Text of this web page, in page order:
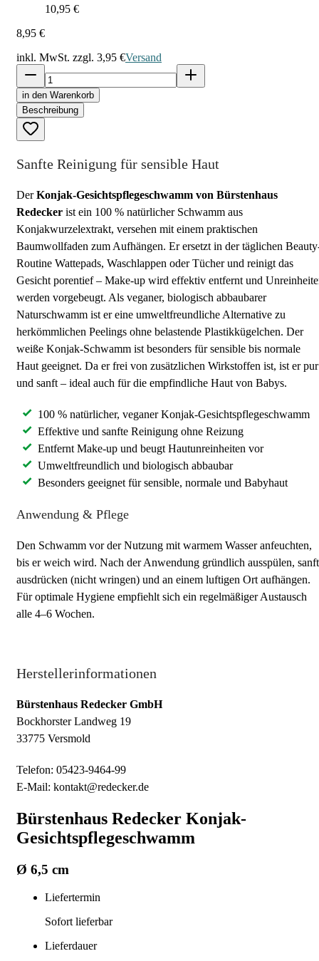
10,95 €
8,95 €
inkl. MwSt. zzgl. 3,95 €Versand
in den Warenkorb
Beschreibung
Sanfte Reinigung für sensible Haut
DerKonjak-Gesichtspflegeschwamm von Bürstenhaus
Redecker ist ein 100 % natürlicher Schwamm aus
Konjakwurzelextrakt, versehen mit einem praktischen
Baumwollfaden zum Aufhängen. Er ersetzt in der täglichen
Routine Wattepads, Waschlappen oder Tücher und reinigt das
Gesicht porentief – Make-up wird effektiv entfernt und
werden vorgebeugt. Als veganer, biologisch abbaubarer
Naturschwamm ist er eine umweltfreundliche Alternative zu
herkömmlichen Peelings ohne belastende Plastikkügelchen. Der
weiße Konjak-Schwamm ist besonders für sensible bis normale
Haut geeignet. Da er frei von zusätzlichen Wirkstoffen ist, ist er pur
und sanft – ideal auch für die empfindliche Haut von Babys.
100 % natürlicher, veganer Konjak-Gesichtspflegeschwamm
Effektive und sanfte Reinigung ohne Reizung
Entfernt Make-up und beugt Hautunreinheiten vor
Umweltfreundlich und biologisch abbaubar
Besonders geeignet für sensible, normale und Babyhaut
Anwendung & Pflege
Den Schwamm vor der Nutzung mit warmem Wasser anfeuchten,
bis er weich wird. Nach der Anwendung gründlich ausspülen, sanft
ausdrücken (nicht wringen) und an einem luftigen Ort aufhängen.
Für optimale Hygiene empfiehlt sich ein regelmäßiger Austausch
alle 4–6 Wochen.
Herstellerinformationen
Bürstenhaus Redecker GmbH
Bockhorster Landweg 19
33775 Versmold
Telefon: 05423-9464-99
E-Mail: kontakt@redecker.de
Bürstenhaus Redecker Konjak-
Gesichtspflegeschwamm
Ø 6,5 cm
Liefertermin
Sofort lieferbar
Lieferdauer